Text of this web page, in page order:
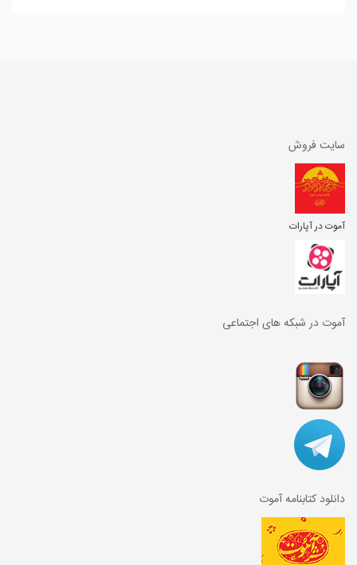
سایت فروش
آموت در آپارات
آموت در شبکه های اجتماعی
دانلود کتابنامه آموت